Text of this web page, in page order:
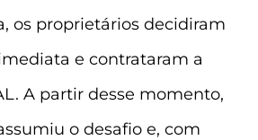
os proprietários decidiram
e contrataram a
A partir desse momento,
o desafio e, com